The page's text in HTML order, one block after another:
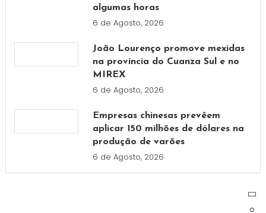
algumas horas
6 de Agosto, 2026
João Lourenço promove mexidas
na província do Cuanza Sul e no
MIREX
6 de Agosto, 2026
Empresas chinesas prevêem
aplicar 150 milhões de dólares na
produção de varões
6 de Agosto, 2026